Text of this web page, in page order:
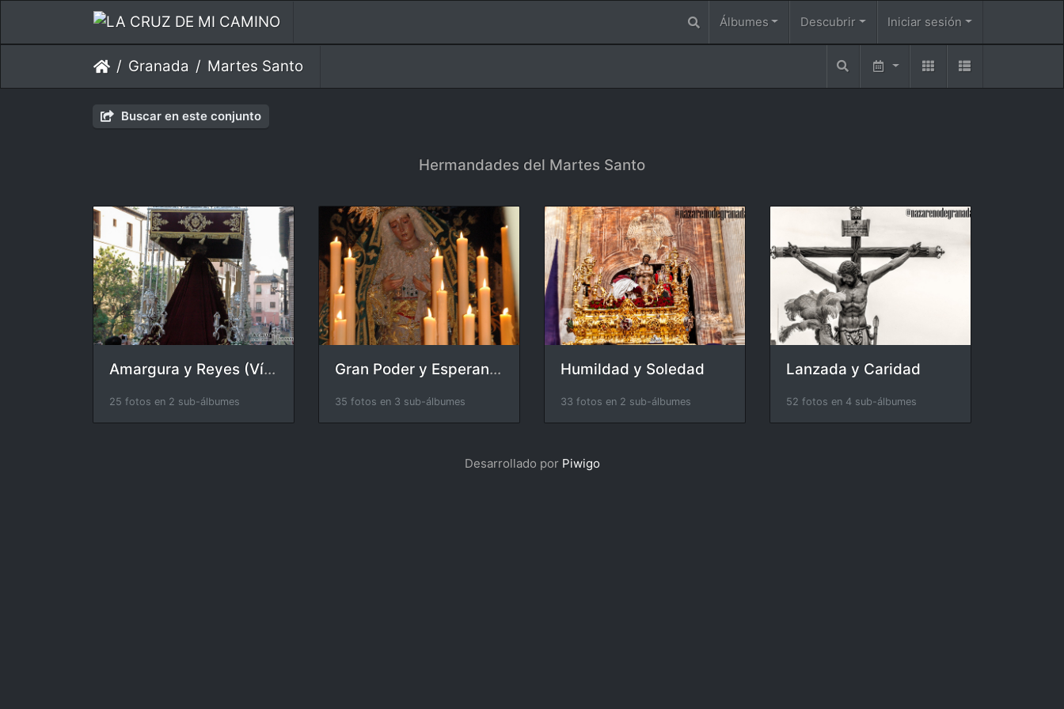
Álbumes Descubrir Iniciar sesión
Granada Martes Santo
Buscar en este conjunto
Hermandades del Martes Santo
Amargura y Reyes (Vía Crucis)
25 fotos en 2 sub-álbumes
Gran Poder y Esperanza
35 fotos en 3 sub-álbumes
Humildad y Soledad
33 fotos en 2 sub-álbumes
Lanzada y Caridad
52 fotos en 4 sub-álbumes
Desarrollado por Piwigo